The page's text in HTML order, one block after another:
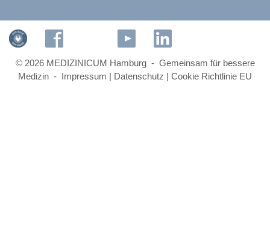
© 2026 MEDIZINICUM Hamburg - Gemeinsam für bessere
Medizin - Impressum | Datenschutz | Cookie Richtlinie EU